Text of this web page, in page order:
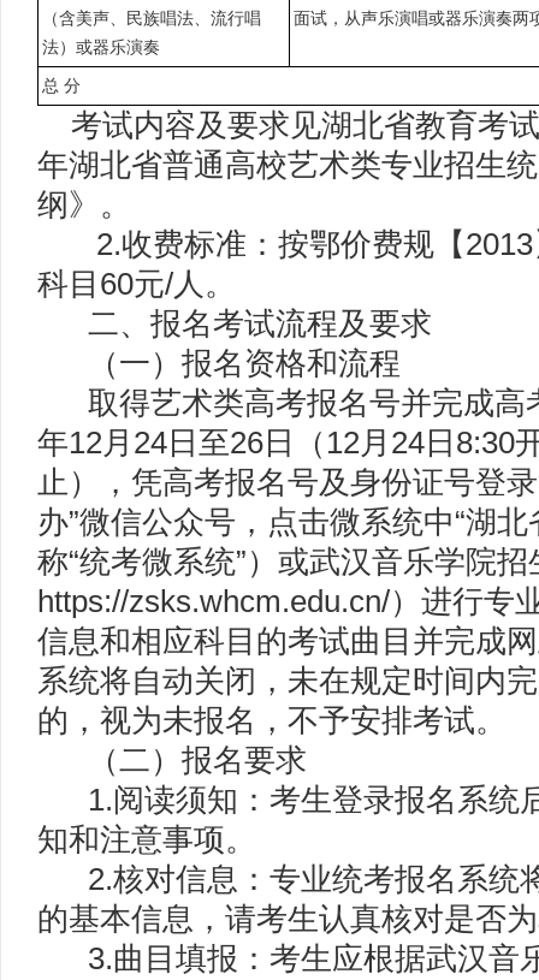
（含美声、民族唱法、流行唱
法）或器乐演奏
面试，从声乐演唱或器乐演奏两
总 分
考试内容及要求见湖北省教育考
年湖北省普通高校艺术类专业招生
纲》。
2.收费标准：按鄂价费规【2013
科目60元/人。
二、报名考试流程及要求
（一）报名资格和流程
取得艺术类高考报名号并完成高
年12月24日至26日（12月24日8:30
止），凭高考报名号及身份证号登
办”微信公众号，点击微系统中“湖
称“统考微系统”）或武汉音乐学院
https://zsks.whcm.edu.cn/）进行专
信息和相应科目的考试曲目并完成
系统将自动关闭，未在规定时间内
的，视为未报名，不予安排考试。
（二）报名要求
1.阅读须知：考生登录报名系统
知和注意事项。
2.核对信息：专业统考报名系统
的基本信息，请考生认真核对是否
3.曲目填报：考生应根据武汉音